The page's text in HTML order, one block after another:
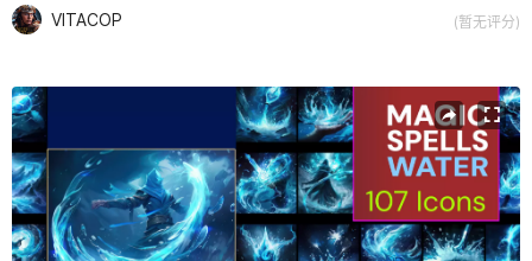
VITACOP (暂无评分)
当前幻灯片：1 / 5